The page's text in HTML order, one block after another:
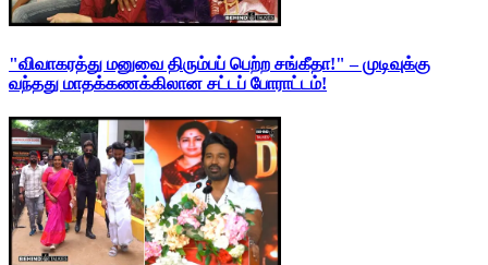
"விவாகரத்து மனுவை திரும்பப் பெற்ற சங்கீதா!" – முடிவுக்கு
வந்தது மாதக்கணக்கிலான சட்டப் போராட்டம்!